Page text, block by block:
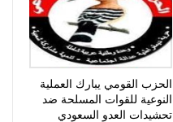
الحزب القومي يبارك العملية
النوعية للقوات المسلحة ضد
تحشيدات العدو السعودي